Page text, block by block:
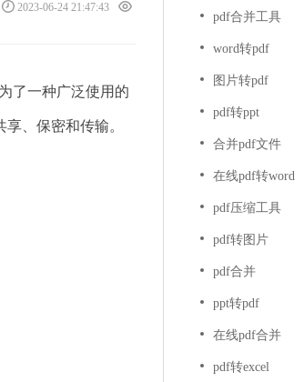
2023-06-24 21:47:43
了一种广泛使用的
、保密和传输。
pdf合并工具
word转pdf
图片转pdf
pdf转ppt
合并pdf文件
在线pdf转word
pdf压缩工具
pdf转图片
pdf合并
ppt转pdf
在线pdf合并
pdf转excel